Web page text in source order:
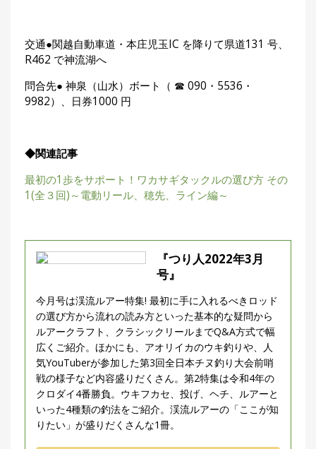
交通●関越自動車道・本庄児玉IC を降りて県道131 号、
R462 で神流湖へ
問合先● 神泉（山水）ボート（ ☎ 090・5536・
9982）、日券1000 円
◆関連記事
最初の1歩をサポート！ワカサギタックルの選び方 その
1(全３回)～電動リール、穂先、ライン編～
『つり人2022年3月
号』
今月号は渓流ルアー特集! 最初に手に入れるべきロッド
の選び方から流れの読み方といった基本的な疑問から
ルアークラフト、クラシックリールまでQ&A方式で幅
広くご紹介。ほかにも、アオリイカのウキ釣りや、人
気YouTuberが参加した第3回全日本チヌ釣り大会前哨
戦の様子など内容盛りだくさん。第2特集は令和4年の
クロダイ4番勝負。ウキフカセ、投げ、ヘチ、ルアーと
いった4種類の釣法をご紹介。渓流ルアーの「ここが知
りたい」が盛りだくさんな1冊。